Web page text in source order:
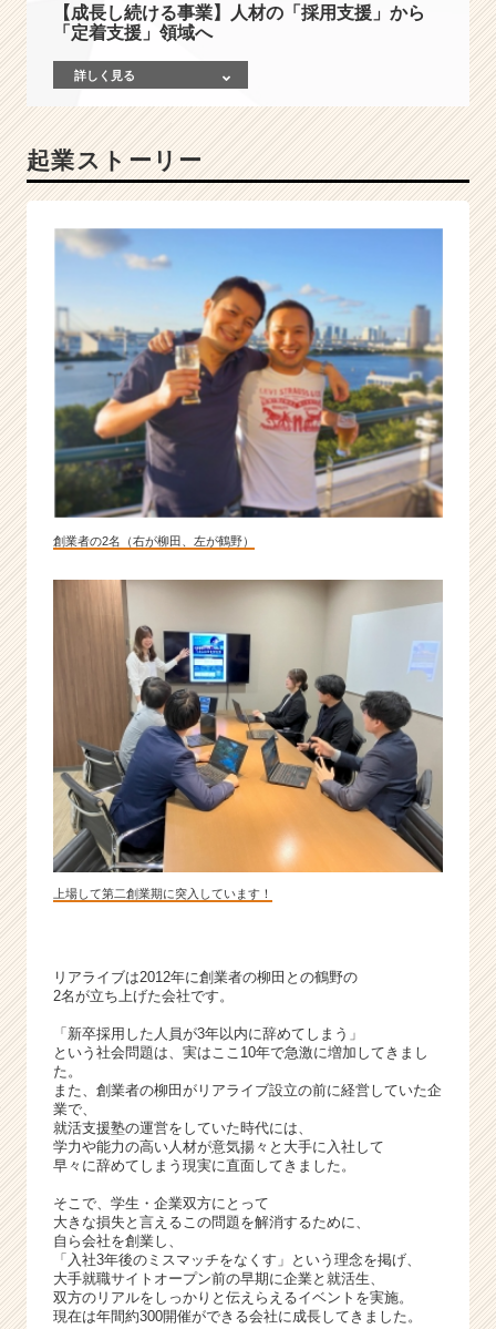
サ
ー
ビ
を
出
す
育
×
ビ
ッ
業
チ
ャ
ー・
成
長
企
業
か
カ
ウ
く
活
サ
イ
チ
ア
キ
ャ
リ
（C
h
e
【成長し続ける事業】人材の「採用支援」から
「定着支援」領域へ
詳しく見る
起業ストーリー
創業者の2名（右が柳田、左が鶴野）
上場して第二創業期に突入しています！
リアライブは2012年に創業者の柳田との鶴野の
2名が立ち上げた会社です。
「新卒採用した人員が3年以内に辞めてしまう」
という社会問題は、実はここ10年で急激に増加してきまし
た。
また、創業者の柳田がリアライブ設立の前に経営していた企
業で、
就活支援塾の運営をしていた時代には、
学力や能力の高い人材が意気揚々と大手に入社して
早々に辞めてしまう現実に直面してきました。
そこで、学生・企業双方にとって
大きな損失と言えるこの問題を解消するために、
自ら会社を創業し、
「入社3年後のミスマッチをなくす」という理念を掲げ、
大手就職サイトオープン前の早期に企業と就活生、
双方のリアルをしっかりと伝えらえるイベントを実施。
現在は年間約300開催ができる会社に成長してきました。